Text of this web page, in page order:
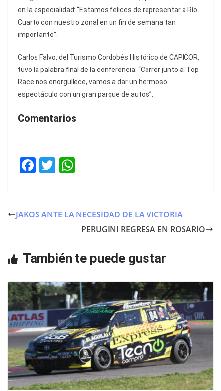
en la especialidad: “Estamos felices de representar a Río
Cuarto con nuestro zonal en un fin de semana tan
importante”.
Carlos Falvo, del Turismo Cordobés Histórico de CAPICOR,
tuvo la palabra final de la conferencia: “Correr junto al Top
Race nos enorgullece, vamos a dar un hermoso
espectáculo con un gran parque de autos”.
Comentarios
F
e
o
T
er s
A
p
JAKOS ANTE LA NECESIDAD DE LA VICTORIA
PERUGINI REGRESA EN ROSARIO
También te puede gustar